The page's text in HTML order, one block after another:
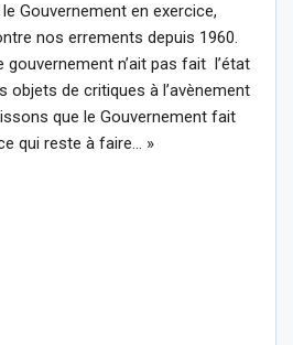
Gouvernement en exercice,
nos errements depuis 1960.
n’ait pas fait l’état
objets de critiques à l’avènement
que le Gouvernement fait
qui reste à faire… »